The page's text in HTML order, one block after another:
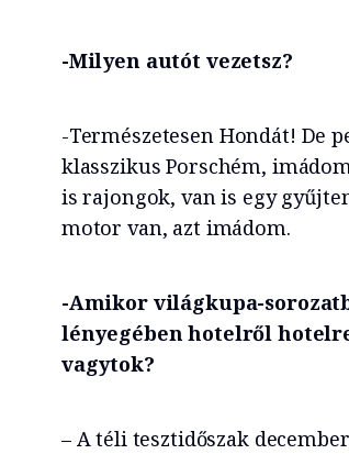
-Milyen autót vezetsz?
-Természetesen Hondát! De
klasszikus Porschém,
is rajongok, van is egy
motor van, azt imádom.
-Amikor világkupa-
lényegében hotelről
vagytok?
– A téli tesztidőszak